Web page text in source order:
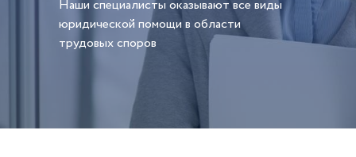
Наши специалисты оказывают все виды
юридической помощи в области
трудовых споров